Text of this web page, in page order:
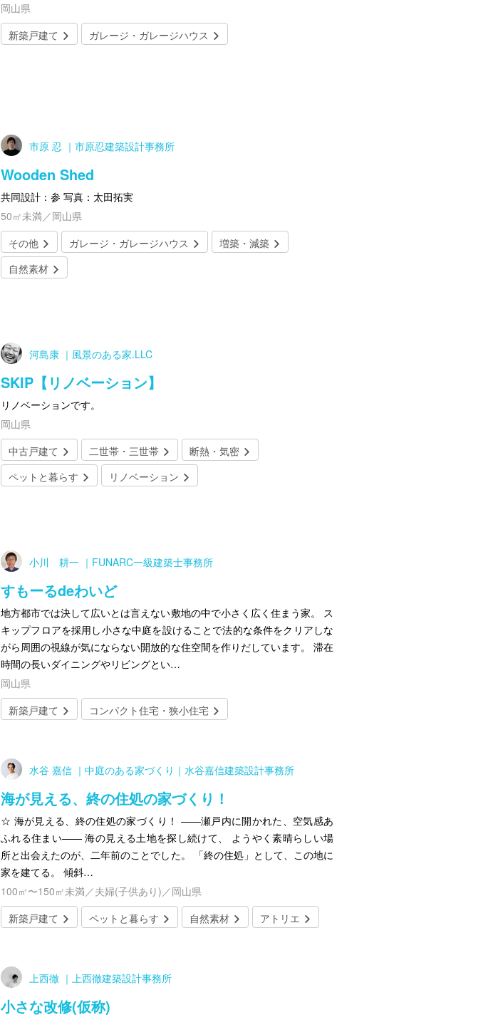
岡山県
新築戸建て
ガレージ・ガレージハウス
市原 忍 ｜市原忍建築設計事務所
Wooden Shed
共同設計：参 写真：太田拓実
50㎡未満／岡山県
その他
ガレージ・ガレージハウス
増築・減築
自然素材
河島康 ｜風景のある家.LLC
SKIP【リノベーション】
リノベーションです。
岡山県
中古戸建て
二世帯・三世帯
断熱・気密
ペットと暮らす
リノベーション
小川 耕一 ｜FUNARC一級建築士事務所
すもーるdeわいど
地方都市では決して広いとは言えない敷地の中で小さく広く住まう家。 ス
キップフロアを採用し小さな中庭を設けることで法的な条件をクリアしな
がら周囲の視線が気にならない開放的な住空間を作りだしています。 滞在
時間の長いダイニングやリビングとい…
岡山県
新築戸建て
コンパクト住宅・狭小住宅
水谷 嘉信 ｜中庭のある家づくり｜水谷嘉信建築設計事務所
海が見える、終の住処の家づくり！
☆ 海が見える、終の住処の家づくり！ ——瀬戸内に開かれた、空気感あ
ふれる住まい—— 海の見える土地を探し続けて、 ようやく素晴らしい場
所と出会えたのが、二年前のことでした。 「終の住処」として、この地に
家を建てる。 傾斜…
100㎡〜150㎡未満／夫婦(子供あり)／岡山県
新築戸建て
ペットと暮らす 自然素材 アトリエ
上西徹 ｜上西徹建築設計事務所
小さな改修(仮称)